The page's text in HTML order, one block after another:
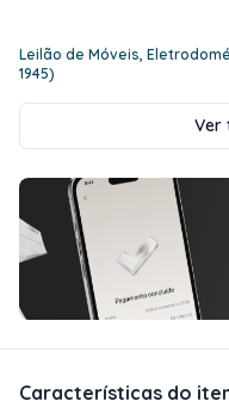
Leilão de Móveis,
1945)
Ver
Características do